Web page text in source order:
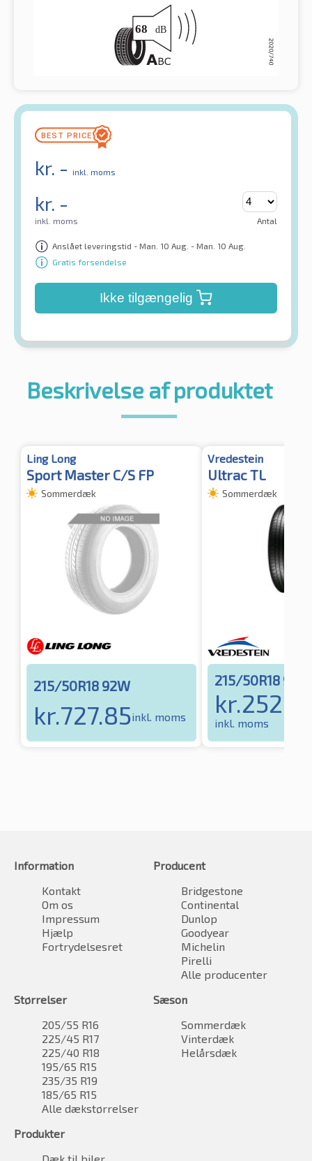
kr. - inkl. moms
kr. -
inkl. moms Antal
Anslået leveringstid - Man. 10 Aug. - Man. 10 Aug.
Gratis forsendelse
Ikke tilgængelig
Beskrivelse af produktet
Ling Long
Sport Master C/S FP
Sommerdæk
215/50R18 92W
kr.727.85inkl. moms
Vredestein
Ultrac TL
Sommerdæk
215/50R18 92W
kr.
inkl. moms
Information
Kontakt
Om os
Impressum
Hjælp
Fortrydelsesret
Producent
Bridgestone
Continental
Dunlop
Goodyear
Michelin
Pirelli
Alle producenter
Størrelser
205/55 R16
225/45 R17
225/40 R18
195/65 R15
235/35 R19
185/65 R15
Alle dækstørrelser
Sæson
Sommerdæk
Vinterdæk
Helårsdæk
Produkter